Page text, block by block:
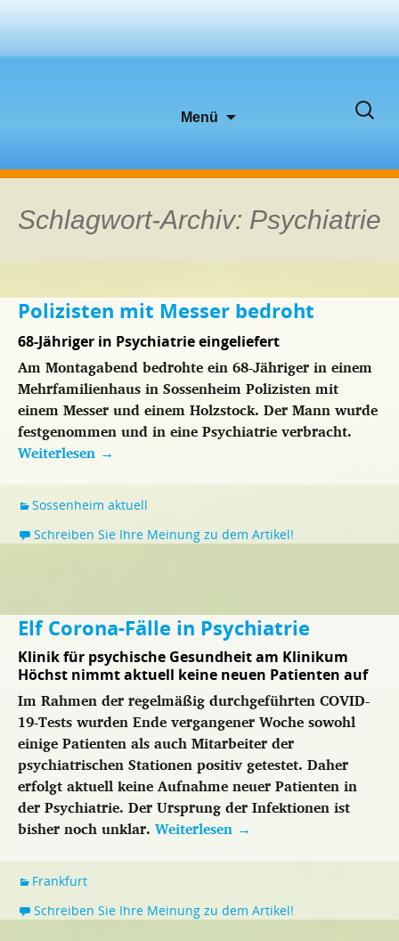
Menü
Suchen
Schlagwort-Archiv: Psychiatrie
Polizisten mit Messer bedroht
68-Jähriger in Psychiatrie eingeliefert
Am Montagabend bedrohte ein 68-Jähriger in einem
Mehrfamilienhaus in Sossenheim Polizisten mit
einem Messer und einem Holzstock. Der Mann wurde
festgenommen und in eine Psychiatrie verbracht.
Weiterlesen →
Sossenheim aktuell
Schreiben Sie Ihre Meinung zu dem Artikel!
Elf Corona-Fälle in Psychiatrie
Klinik für psychische Gesundheit am Klinikum
Höchst nimmt aktuell keine neuen Patienten auf
Im Rahmen der regelmäßig durchgeführten COVID-
19-Tests wurden Ende vergangener Woche sowohl
einige Patienten als auch Mitarbeiter der
psychiatrischen Stationen positiv getestet. Daher
erfolgt aktuell keine Aufnahme neuer Patienten in
der Psychiatrie. Der Ursprung der Infektionen ist
bisher noch unklar. Weiterlesen →
Frankfurt
Schreiben Sie Ihre Meinung zu dem Artikel!